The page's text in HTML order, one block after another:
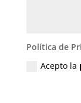
Política de
Acepto la